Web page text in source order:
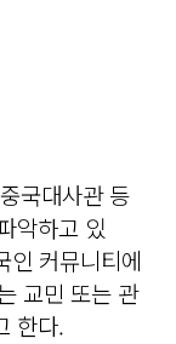
국대사관 등
악하고 있
인 커뮤니티에
교민 또는 관
한다.